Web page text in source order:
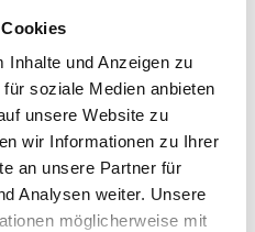
Inhalte und Anzeigen zu
soziale Medien anbieten
unsere Website zu
wir Informationen zu Ihrer
an unsere Partner für
Analysen weiter. Unsere
möglicherweise mit
in
dar​.Die
der
ebenfalls
Cybersecurity.
DDoS-